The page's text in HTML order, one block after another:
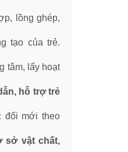
lồng ghép,
tạo của trẻ.
tâm, lấy hoạt
hỗ trợ trẻ
đổi mới theo
sở vật chất,